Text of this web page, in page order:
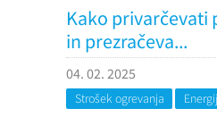
Kako privarčevati
in prezračeva...
04. 02. 2025
Strošek ogrevanja